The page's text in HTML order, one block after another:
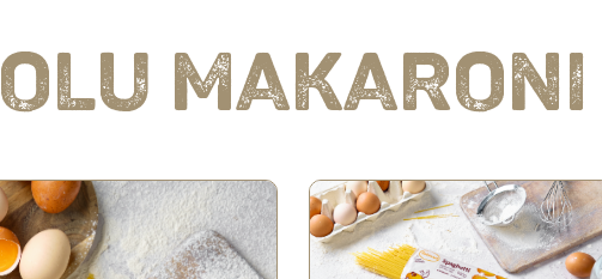
OLU MAKARONI